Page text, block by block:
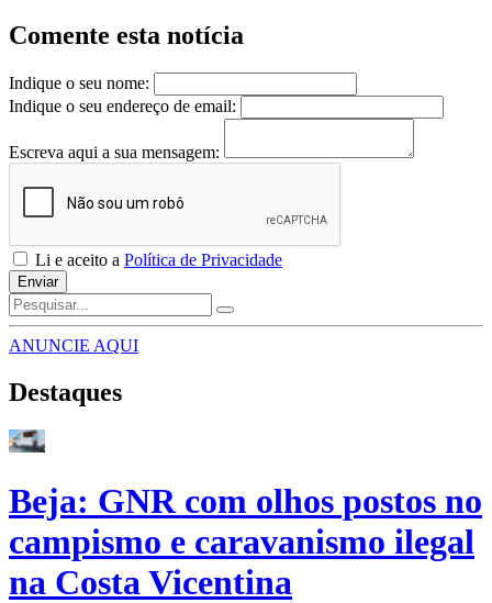
Comente esta notícia
Indique o seu nome:
Indique o seu endereço de email:
Escreva aqui a sua mensagem:
Li e aceito a Política de Privacidade
Enviar
ANUNCIE AQUI
Destaques
Beja: GNR com olhos postos no
campismo e caravanismo ilegal
na Costa Vicentina